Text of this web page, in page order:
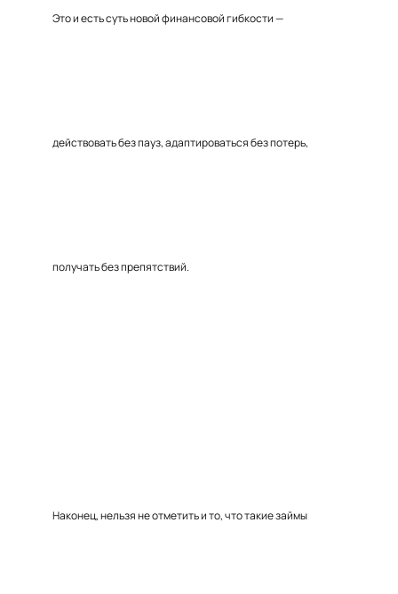
Это и есть суть новой финансовой гибкости —
действовать без пауз, адаптироваться без потерь,
получать без препятствий.
Наконец, нельзя не отметить и то, что такие займы